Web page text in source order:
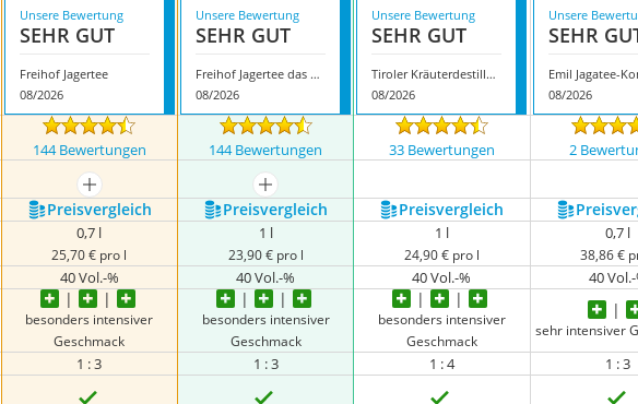
Unsere Bewertung
SEHR GUT
Freihof Jagertee
08/2026
Unsere Bewertung
SEHR GUT
Freihof Jagertee das Orginal
08/2026
Unsere Bewertung
SEHR GUT
Tiroler Kräuterdestillerie Original Tiroler Jagatee
08/2026
Unsere
SEHR
08/2026
144 Bewertungen 144 Bewertungen 33 Bewertungen 2
mehr anzeigen mehr anzeigen
Preis­vergleich Preis­vergleich Preis­vergleich
0,7 l
25,70 € pro l
1 l
23,90 € pro l
1 l
24,90 € pro l
0,7 l
38,86 €
40 Vol.-% 40 Vol.-% 40 Vol.-% 40
besonders intensiver
Geschmack
besonders intensiver
Geschmack
besonders intensiver
Geschmack
sehr intensiver
1 : 3 1 : 3 1 : 4 1 : 3